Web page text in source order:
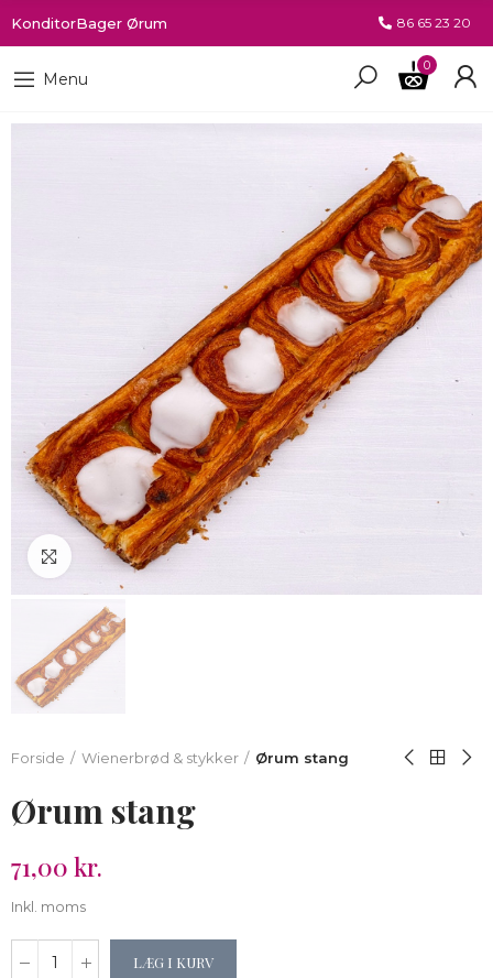
KonditorBager Ørum 86 65 23 20
Menu
0
Klik for at forstørre
Forside Wienerbrød & stykker Ørum stang
Ørum stang
71,00 kr.
Inkl. moms
LÆG I KURV